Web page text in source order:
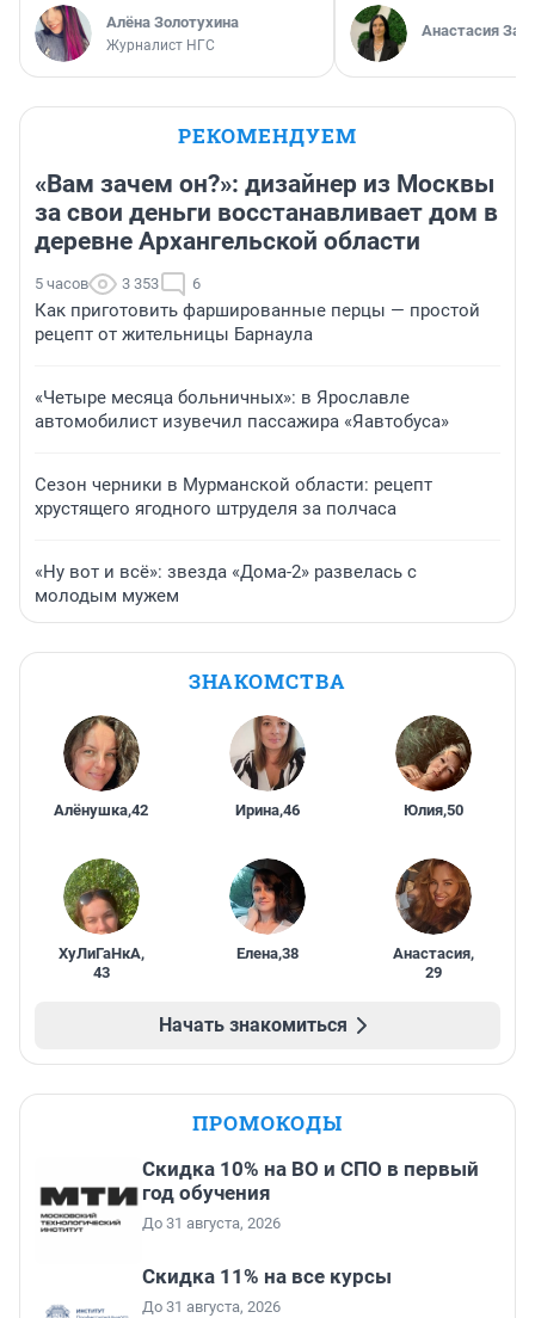
Алёна Золотухина
Журналист НГС
Анастасия
РЕКОМЕНДУЕМ
«Вам зачем он?»: дизайнер из Москвы
за свои деньги восстанавливает дом в
деревне Архангельской области
5 часов 3 353 6
Как приготовить фаршированные перцы — простой
рецепт от жительницы Барнаула
«Четыре месяца больничных»: в Ярославле
автомобилист изувечил пассажира «Яавтобуса»
Сезон черники в Мурманской области: рецепт
хрустящего ягодного штруделя за полчаса
«Ну вот и всё»: звезда «Дома-2» развелась с
молодым мужем
ЗНАКОМСТВА
Алёнушка,42 Ирина,46 Юлия,50
ХуЛиГаНкА,
43
Елена,38 Анастасия,
29
Начать знакомиться
ПРОМОКОДЫ
Скидка 10% на ВО и СПО в первый
год обучения
До 31 августа, 2026
Скидка 11% на все курсы
До 31 августа, 2026